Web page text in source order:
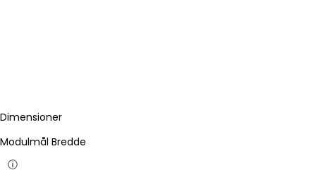
Dimensioner
Modulmål Bredde
ⓘ